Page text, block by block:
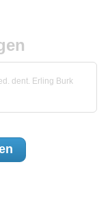
dent. Erling Burk